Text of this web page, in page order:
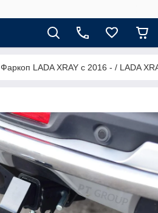
Фаркоп LADA XRAY с 2016 - / LADA